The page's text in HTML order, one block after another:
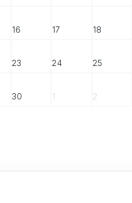
16 17 18
23 24 25
30 1 2